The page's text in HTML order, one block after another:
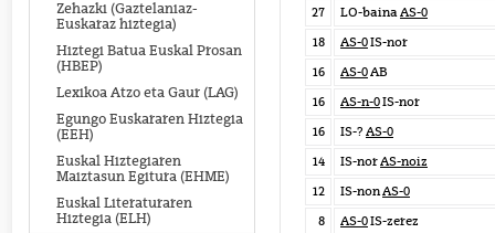
Zehazki (Gaztelaniaz-
Euskaraz hiztegia)
Hiztegi Batua Euskal Prosan
(HBEP)
Lexikoa Atzo eta Gaur (LAG)
Egungo Euskararen Hiztegia
(EEH)
Euskal Hiztegiaren
Maiztasun Egitura (EHME)
Euskal Literaturaren
Hiztegia (ELH)
27
LO-bainaAS-0
18
AS-0IS-nor
16
AS-0AB
16
AS-n-0IS-nor
16
IS-? AS-0
14
IS-norAS-noiz
12
IS-nonAS-0
8
AS-0IS-zerez